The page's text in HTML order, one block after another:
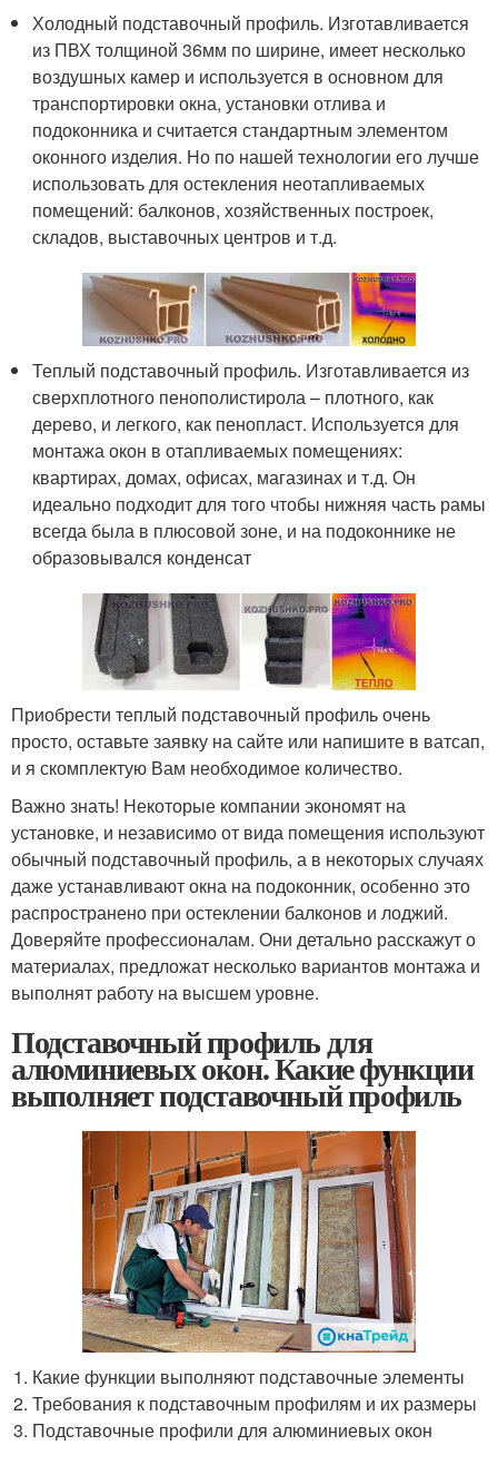
Холодный подставочный профиль. Изготавливается
из ПВХ толщиной 36мм по ширине, имеет несколько
воздушных камер и используется в основном для
транспортировки окна, установки отлива и
подоконника и считается стандартным элементом
оконного изделия. Но по нашей технологии его лучше
использовать для остекления неотапливаемых
помещений: балконов, хозяйственных построек,
складов, выставочных центров и т.д.
Теплый подставочный профиль. Изготавливается из
сверхплотного пенополистирола – плотного, как
дерево, и легкого, как пенопласт. Используется для
монтажа окон в отапливаемых помещениях:
квартирах, домах, офисах, магазинах и т.д. Он
идеально подходит для того чтобы нижняя часть рамы
всегда была в плюсовой зоне, и на подоконнике не
образовывался конденсат
Приобрести теплый подставочный профиль очень
просто, оставьте заявку на сайте или напишите в ватсап,
и я скомплектую Вам необходимое количество.
Важно знать! Некоторые компании экономят на
установке, и независимо от вида помещения используют
обычный подставочный профиль, а в некоторых случаях
даже устанавливают окна на подоконник, особенно это
распространено при остеклении балконов и лоджий.
Доверяйте профессионалам. Они детально расскажут о
материалах, предложат несколько вариантов монтажа и
выполнят работу на высшем уровне.
Подставочный профиль для
алюминиевых окон. Какие функции
выполняет подставочный профиль
Какие функции выполняют подставочные элементы
Требования к подставочным профилям и их размеры
Подставочные профили для алюминиевых окон